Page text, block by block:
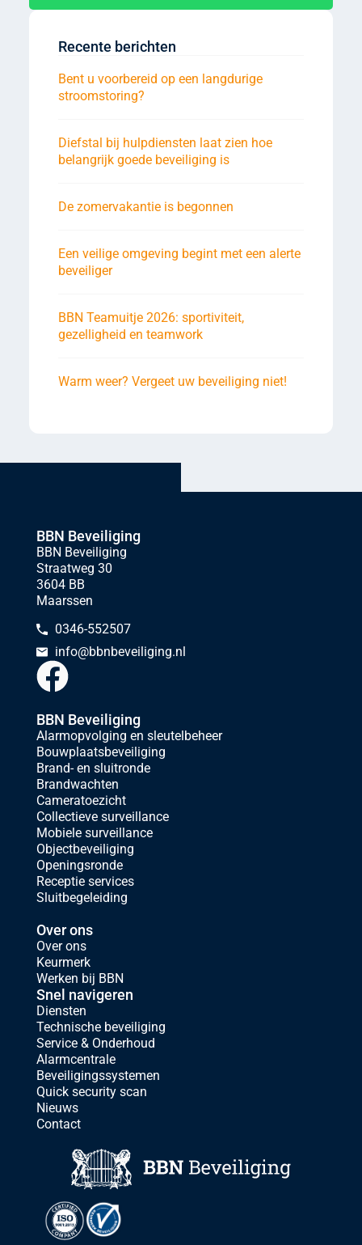
Recente berichten
Bent u voorbereid op een langdurige
stroomstoring?
Diefstal bij hulpdiensten laat zien hoe
belangrijk goede beveiliging is
De zomervakantie is begonnen
Een veilige omgeving begint met een alerte
beveiliger
BBN Teamuitje 2026: sportiviteit,
gezelligheid en teamwork
Warm weer? Vergeet uw beveiliging niet!
BBN Beveiliging
BBN Beveiliging
Straatweg 30
3604 BB
Maarssen
0346-552507
info@bbnbeveiliging.nl
BBN Beveiliging
Alarmopvolging en sleutelbeheer
Bouwplaatsbeveiliging
Brand- en sluitronde
Brandwachten
Cameratoezicht
Collectieve surveillance
Mobiele surveillance
Objectbeveiliging
Openingsronde
Receptie services
Sluitbegeleiding
Over ons
Over ons
Keurmerk
Werken bij BBN
Snel navigeren
Diensten
Technische beveiliging
Service & Onderhoud
Alarmcentrale
Beveiligingssystemen
Quick security scan
Nieuws
Contact